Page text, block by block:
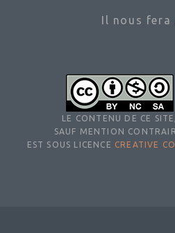
Il nous fera
LE CONTENU DE CE SITE,
SAUF MENTION
EST SOUS LICENCE CREATIVE